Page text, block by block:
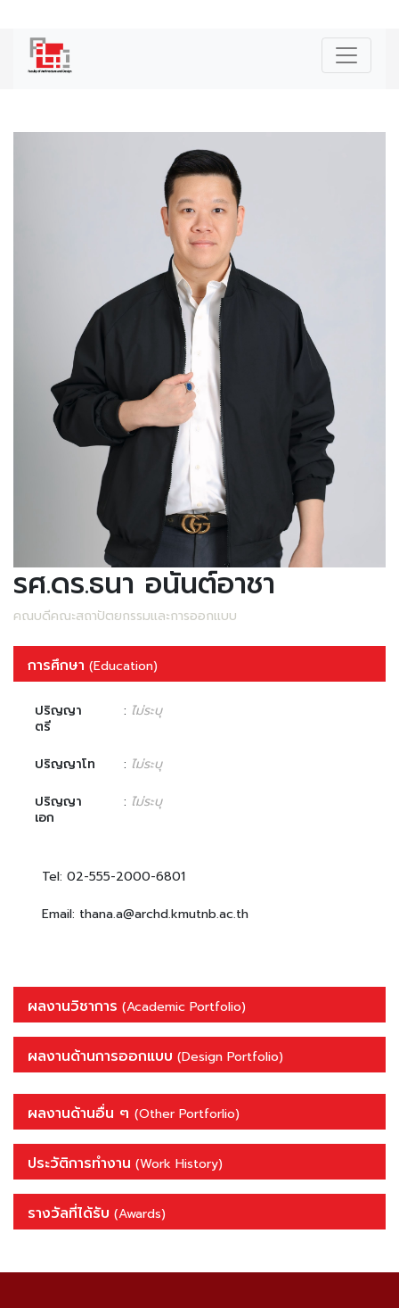
รศ.ดร.ธนา อนันต์อาชา
คณบดีคณะสถาปัตยกรรมและการออกแบบ
การศึกษา (Education)
ปริญญา
ตรี
: ไม่ระบุ
ปริญญาโท : ไม่ระบุ
ปริญญา
เอก
: ไม่ระบุ
Tel: 02-555-2000-6801
Email: thana.a@archd.kmutnb.ac.th
ผลงานวิชาการ (Academic Portfolio)
ผลงานด้านการออกแบบ (Design Portfolio)
ผลงานด้านอื่น ๆ (Other Portforlio)
ประวัติการทำงาน (Work History)
รางวัลที่ได้รับ (Awards)